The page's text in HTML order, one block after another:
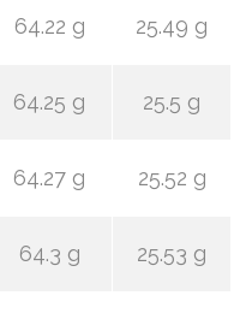
64.22 g 25.49 g
64.25 g 25.5 g
64.27 g 25.52 g
64.3 g 25.53 g